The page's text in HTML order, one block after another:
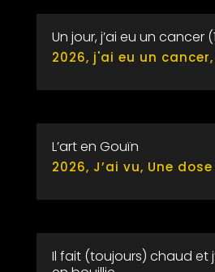
Un jour, j’ai eu un cancer
2026, j'ai eu un cancer,
L’art en Gouïn
2026, J’ai vu, Une
Il fait (toujours) chaud et